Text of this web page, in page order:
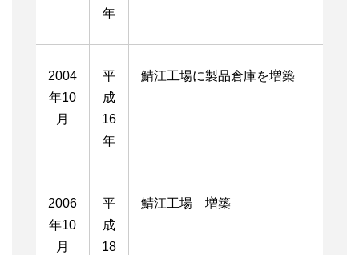
年
2004
年10
月
平
成
16
年
鯖江工場に製品倉庫を増築
2006
年10
月
平
成
18
鯖江工場 増築